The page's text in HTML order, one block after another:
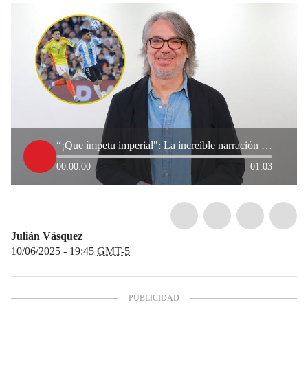
“¡Que ímpetu imperial": La increíble narración de Martin De Francisco al golazo de Luis Díaz
00:00:00 01:03
Julián Vásquez
10/06/2025 - 19:45 GMT-5